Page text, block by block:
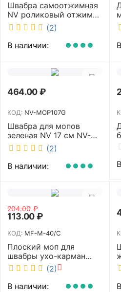
Швабра самоотжимная
NV роликовый отжим
насадка PVA 27 см
телескопическая
рукоятка 70-125 см NV-
SM2712
(2)
В наличии:
464.00₽
КОД: NV-MOP107G
Швабра для мопов
зеленая NV 17 см NV-
MOP107G (2)
В наличии:
204.00 ₽
113.00₽
КОД: MF-M-40/C
Плоский моп для
швабры ухо-карман
белый 40 см NV MF-M-
40/C
(2)
В наличии: